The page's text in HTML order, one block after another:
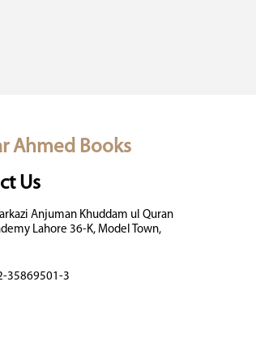
Ahmed Books
Us
Anjuman Khuddam ul Quran
Lahore 36-K, Model Town,
35869501-3